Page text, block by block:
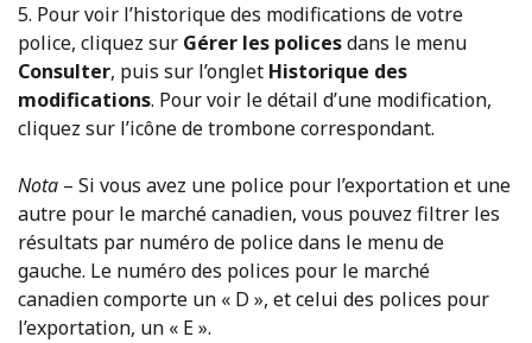
5. Pour voir l’historique des modifications de votre
police, cliquez sur Gérer les policesdans le menu
Consulter, puis sur l’onglet Historique des
modifications. Pour voir le détail d’une modification,
cliquez sur l’icône de trombone correspondant.
Nota – Si vous avez une police pour l’exportation et une
autre pour le marché canadien, vous pouvez filtrer les
résultats par numéro de police dans le menu de
gauche. Le numéro des polices pour le marché
canadien comporte un « D », et celui des polices pour
l’exportation, un « E ».